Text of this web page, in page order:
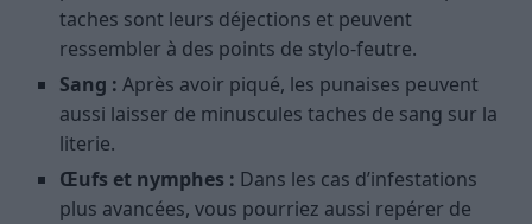
taches sont leurs déjections et peuvent
ressembler à des points de stylo-feutre.
Sang : Après avoir piqué, les punaises peuvent
aussi laisser de minuscules taches de sang sur la
literie.
Œufs et nymphes : Dans les cas d’infestations
plus avancées, vous pourriez aussi repérer de